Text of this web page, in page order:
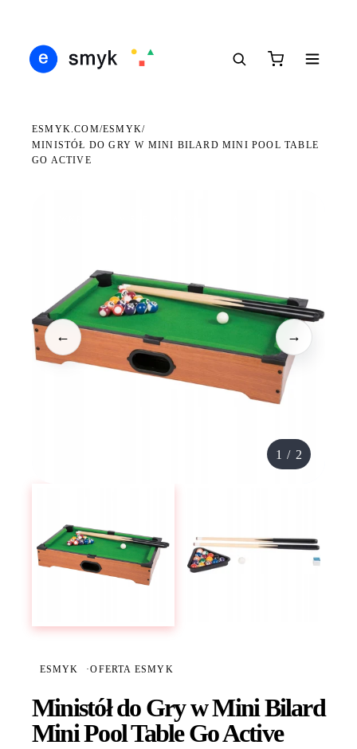
ESMYK.COM/ESMYK/
MINISTÓŁ DO GRY W MINI BILARD MINI POOL TABLE
GO ACTIVE
← →
1 / 2
ESMYK ·OFERTA ESMYK
Ministół do Gry w Mini Bilard
Mini Pool Table Go Active